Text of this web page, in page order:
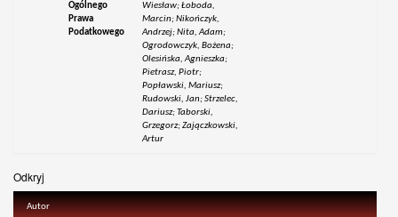
Ogólnego
Prawa
Podatkowego
Wiesław; Łoboda,
Marcin; Nikończyk,
Andrzej; Nita, Adam;
Ogrodowczyk, Bożena;
Olesińska, Agnieszka;
Pietrasz, Piotr;
Popławski, Mariusz;
Rudowski, Jan; Strzelec,
Dariusz; Taborski,
Grzegorz; Zajączkowski,
Artur
Odkryj
Autor